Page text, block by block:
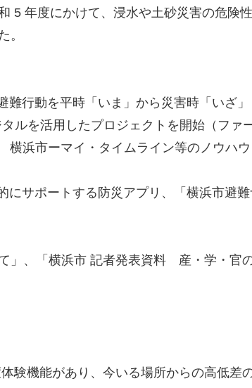
5 年度にかけて、浸水や土砂災害の危険
。
行動を平時「いま」から災害時「いざ
ルを活用したプロジェクトを開始（ファ
浜市ーマイ・タイムライン等のノウハウ
サポートする防災アプリ、「横浜市避難
」、「横浜市 記者発表資料 産・学・官
験機能があり、今いる場所からの高低差